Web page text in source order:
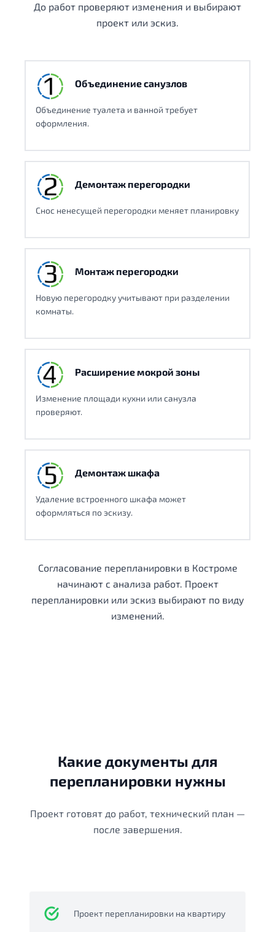
До работ проверяют изменения и выбирают
проект или эскиз.
Объединение санузлов
Объединение туалета и ванной требует
оформления.
Демонтаж перегородки
Снос ненесущей перегородки меняет планировку
Монтаж перегородки
Новую перегородку учитывают при разделении
комнаты.
Расширение мокрой зоны
Изменение площади кухни или санузла
проверяют.
Демонтаж шкафа
Удаление встроенного шкафа может
оформляться по эскизу.
Согласование перепланировки в Костроме
начинают с анализа работ. Проект
перепланировки или эскиз выбирают по виду
изменений.
Какие документы для
перепланировки нужны
Проект готовят до работ, технический план —
после завершения.
Проект перепланировки на квартиру